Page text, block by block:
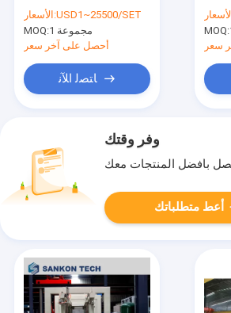
الأسعار:USD1~25500/SET
MOQ:
1 مجموعة
أحصل على آخر سعر
ﺎﺘﺼﻟ ﺍﻶﻧ
MOQ:
سعر
وفر وقتك
أعط متطلباتك